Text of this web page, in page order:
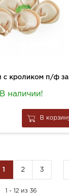
В наличии!
В
2 3
1 - 12 из 36